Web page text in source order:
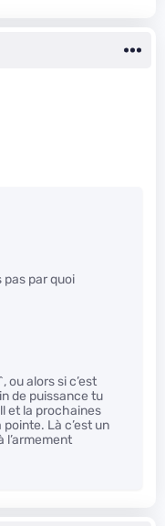
par quoi
ou alors si c’est
de puissance tu
et la prochaines
Là c’est un
l’armement